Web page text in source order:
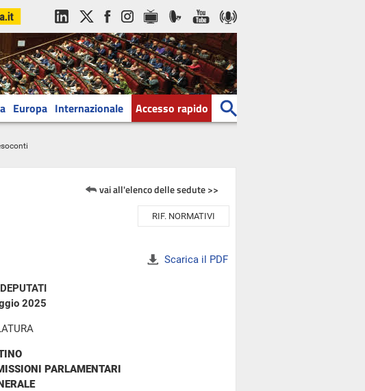
Europa Internazionale Accesso rapido
vai all'elenco delle sedute >>
RIF. NORMATIVI
Scarica il PDF
2025
PARLAMENTARI